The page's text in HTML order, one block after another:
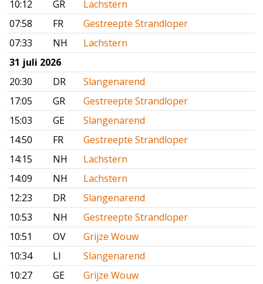
10:12
GR
Lachstern
07:58
FR
Gestreepte Strandloper
07:33
NH
Lachstern
31 juli 2026
20:30
DR
Slangenarend
17:05
GR
Gestreepte Strandloper
15:03
GE
Slangenarend
14:50
FR
Gestreepte Strandloper
14:15
NH
Lachstern
14:09
NH
Lachstern
12:23
DR
Slangenarend
10:53
NH
Gestreepte Strandloper
10:51
OV
Grijze Wouw
10:34
LI
Slangenarend
10:27
GE
Grijze Wouw